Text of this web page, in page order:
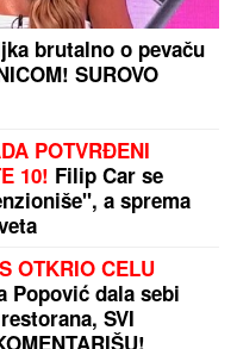
BEOGRADAPrva
što joj je Ana
me nikada nije
žena oprostila
sa drugim ženama,